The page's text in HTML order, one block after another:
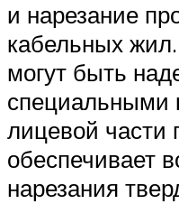
и нарезание
кабельных
могут быть
специальными
лицевой части
обеспечивает
нарезания